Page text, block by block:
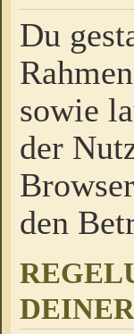
Du
sowie
der
den